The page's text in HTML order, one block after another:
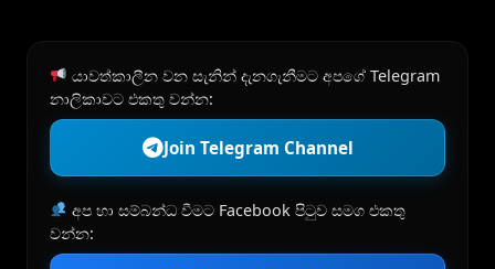
යාවත්කාලීන වන සැනින් දැනගැනීමට අපගේ Telegram
නාලිකාවට එකතු වන්න:
Join Telegram Channel
අප හා සම්බන්ධ වීමට Facebook පිටුව සමග එකතු
වන්න: